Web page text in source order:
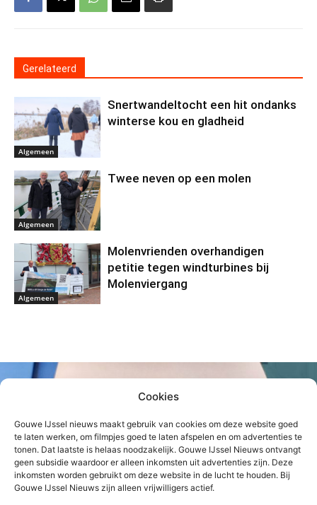
Cookies
Gouwe IJssel nieuws maakt gebruik van cookies om deze website goed
te laten werken, om filmpjes goed te laten afspelen en om advertenties te
tonen. Dat laatste is helaas noodzakelijk. Gouwe IJssel Nieuws ontvangt
geen subsidie waardoor er alleen inkomsten uit advertenties zijn. Deze
inkomsten worden gebruikt om deze website in de lucht te houden. Bij
Gouwe IJssel Nieuws zijn alleen vrijwilligers actief.
Gerelateerd
Algemeen
Snertwandeltocht een hit ondanks
winterse kou en gladheid
Algemeen
Twee neven op een molen
Algemeen
Molenvrienden overhandigen
petitie tegen windturbines bij
Molenviergang